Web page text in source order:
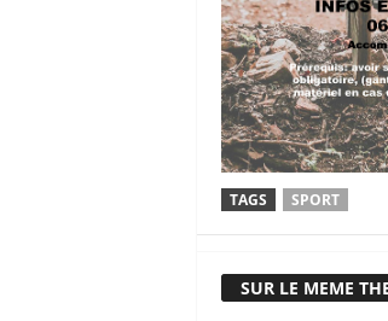
TAGS SPORT
SUR LE MEME